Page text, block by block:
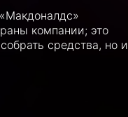
компании; это
средства, но и